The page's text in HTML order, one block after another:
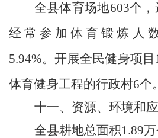
全县体育场地603个，
经常参加体育锻炼人
5.94%。开展全民健身项目
体育健身工程的行政村6个。
十一、资源、环境和
全县耕地总面积1.89